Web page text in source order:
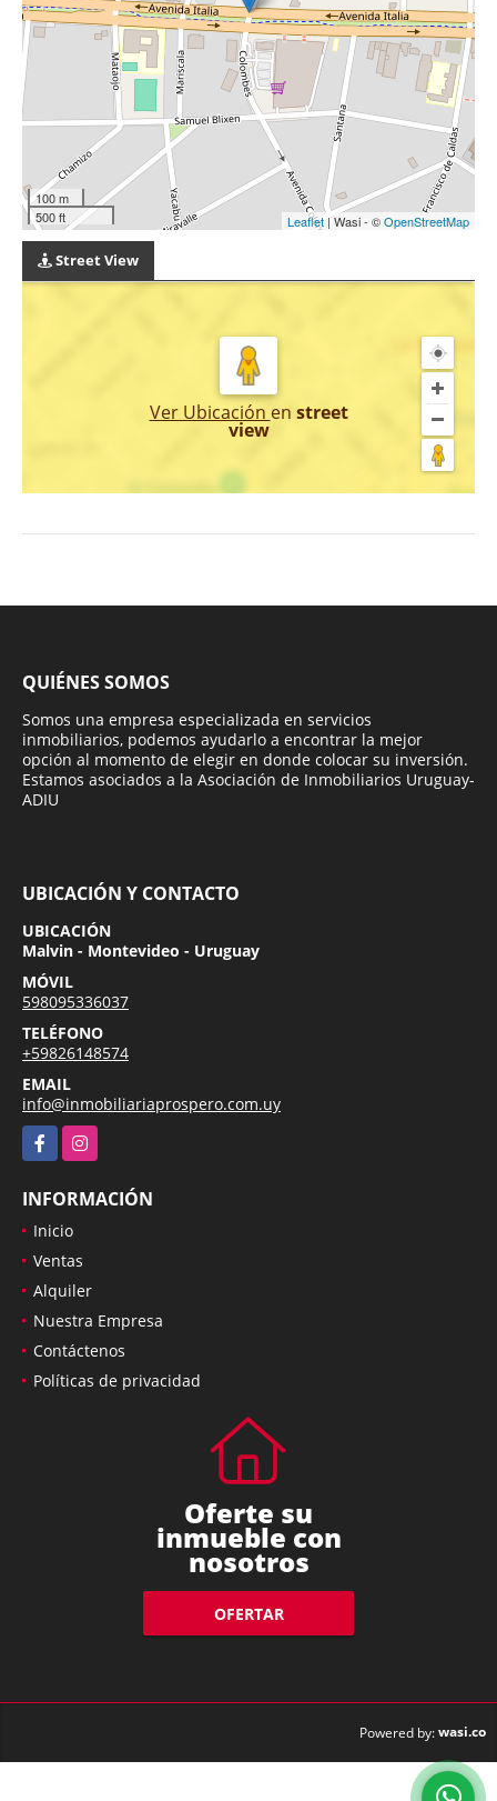
100 m
500 ft
Leaflet | Wasi - ©OpenStreetMap
Street View
Ver Ubicación en street
view
QUIÉNES SOMOS
Somos una empresa especializada en servicios
inmobiliarios, podemos ayudarlo a encontrar la mejor
opción al momento de elegir en donde colocar su inversión.
Estamos asociados a la Asociación de Inmobiliarios Uruguay-
ADIU
UBICACIÓN Y CONTACTO
UBICACIÓN
Malvin - Montevideo - Uruguay
MÓVIL
598095336037
TELÉFONO
+59826148574
EMAIL
info@inmobiliariaprospero.com.uy
FacebookInstagram
INFORMACIÓN
Inicio
Ventas
Alquiler
Nuestra Empresa
Contáctenos
Políticas de privacidad
Oferte su
inmueble con
nosotros
OFERTAR
Powered by:wasi.co